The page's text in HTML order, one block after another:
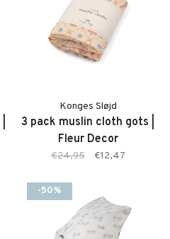
Konges Sløjd
3 pack muslin cloth gots |
Fleur Decor
€24,95 €12,47
-50%